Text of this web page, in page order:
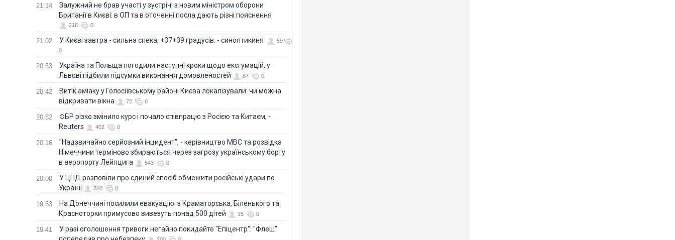
21:14
Залужний не брав участі у зустрічі з новим міністром оборони
Британії в Києві: в ОП та в оточенні посла дають різні пояснення
216 0
21:02 У Києві завтра - сильна спека, +37+39 градусів. - синоптикиня
59
0
20:53
Україна та Польща погодили наступні кроки щодо ексгумацій: у
Львові підбили підсумки виконання домовленостей
87 0
20:42
Витік аміаку у Голосіївському районі Києва локалізували: чи можна
відкривати вікна
72 0
20:32
ФБР різко змінило курс і почало співпрацю з Росією та Китаєм, -
Reuters
402 0
20:16
"Надзвичайно серйозний інцидент", - керівництво МВС та розвідка
Німеччини терміново збираються через загрозу українському борту
в аеропорту Лейпцига
543 0
20:00
У ЦПД розповіли про єдиний спосіб обмежити російські удари по
Україні
260 0
19:53
На Донеччині посилили евакуацію: з Краматорська, Біленького та
Красноторки примусово вивезуть понад 500 дітей
35 0
19:41
У разі оголошення тривоги негайно покидайте "Епіцентр": "Флеш"